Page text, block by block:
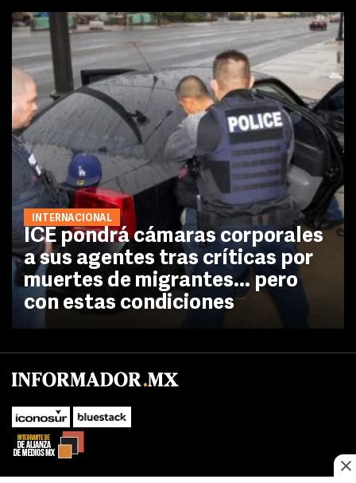
INTERNACIONAL
ICE pondrá cámaras corporales
a sus agentes tras críticas por
muertes de migrantes... pero
con estas condiciones